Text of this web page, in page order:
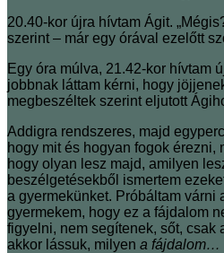
20.40-kor újra hívtam Ágit.
szerint – már egy órával ezelőtt
Egy óra múlva, 21.42-kor hívtam
jobbnak láttam kérni, hogy
megbeszéltek szerint eljutott
Addigra rendszeres, majd
hogy mit és hogyan fogok
hogy olyan lesz majd, amilyen
beszélgetésekből ismertem
a gyermekünket. Próbáltam várni
gyermekem, hogy ez a fájdalom
figyelni, nem segítenek, sőt, csak
akkor lássuk, milyen a fájdalom…